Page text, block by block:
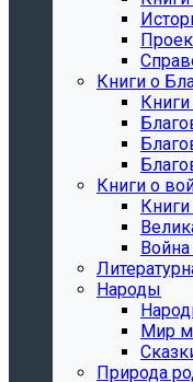
Книги о
Книги о
Война
Народы
Мир
Природа